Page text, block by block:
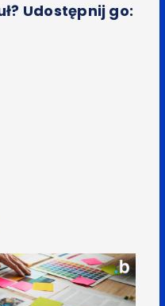
Udostępnij go: